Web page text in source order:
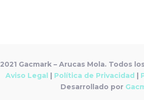
Gacmark – Arucas Mola. Todos
Aviso Legal | Política de Privacidad |
Desarrollado por